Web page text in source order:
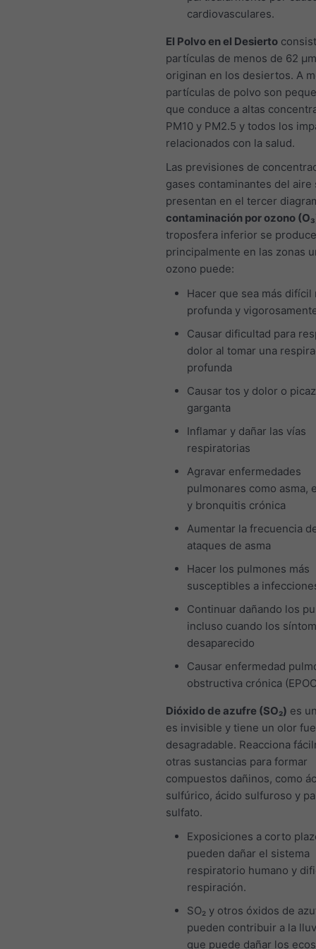
cardiovasculares.
El Polvo en el Desierto
partículas de menos de 62
originan en los desiertos. A
partículas de polvo son
que conduce a altas
PM10 y PM2.5 y todos los
relacionados con la salud.
Las previsiones de
gases contaminantes del aire
presentan en el tercer
contaminación por ozono
troposfera inferior se produce
principalmente en las zonas
ozono puede:
Hacer que sea más difícil
profunda y
Causar dificultad para
dolor al tomar una
profunda
Causar tos y dolor o
garganta
Inflamar y dañar las vías
respiratorias
Agravar enfermedades
pulmonares como asma,
y bronquitis crónica
Aumentar la frecuencia
ataques de asma
Hacer los pulmones más
susceptibles a
Continuar dañando los
incluso cuando los
desaparecido
Causar enfermedad
obstructiva crónica
Dióxido de azufre (SO₂) es
es invisible y tiene un olor
desagradable. Reacciona
otras sustancias para formar
compuestos dañinos, como
sulfúrico, ácido sulfuroso y
sulfato.
Exposiciones a corto
pueden dañar el sistema
respiratorio humano y
respiración.
SO₂ y otros óxidos de
pueden contribuir a la
que puede dañar los